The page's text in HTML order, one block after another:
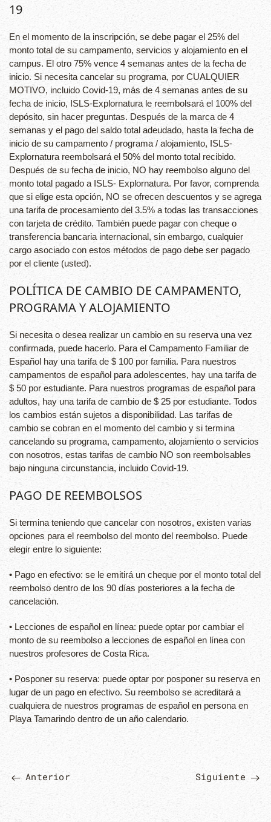
19
En el momento de la inscripción, se debe pagar el 25% del
monto total de su campamento, servicios y alojamiento en el
campus. El otro 75% vence 4 semanas antes de la fecha de
inicio. Si necesita cancelar su programa, por CUALQUIER
MOTIVO, incluido Covid-19, más de 4 semanas antes de su
fecha de inicio, ISLS-Explornatura le reembolsará el 100% del
depósito, sin hacer preguntas. Después de la marca de 4
semanas y el pago del saldo total adeudado, hasta la fecha de
inicio de su campamento / programa / alojamiento, ISLS-
Explornatura reembolsará el 50% del monto total recibido.
Después de su fecha de inicio, NO hay reembolso alguno del
monto total pagado a ISLS- Explornatura. Por favor, comprenda
que si elige esta opción, NO se ofrecen descuentos y se agrega
una tarifa de procesamiento del 3.5% a todas las transacciones
con tarjeta de crédito. También puede pagar con cheque o
transferencia bancaria internacional, sin embargo, cualquier
cargo asociado con estos métodos de pago debe ser pagado
por el cliente (usted).
POLÍTICA DE CAMBIO DE CAMPAMENTO,
PROGRAMA Y ALOJAMIENTO
Si necesita o desea realizar un cambio en su reserva una vez
confirmada, puede hacerlo. Para el Campamento Familiar de
Español hay una tarifa de $ 100 por familia. Para nuestros
campamentos de español para adolescentes, hay una tarifa de
$ 50 por estudiante. Para nuestros programas de español para
adultos, hay una tarifa de cambio de $ 25 por estudiante. Todos
los cambios están sujetos a disponibilidad. Las tarifas de
cambio se cobran en el momento del cambio y si termina
cancelando su programa, campamento, alojamiento o servicios
con nosotros, estas tarifas de cambio NO son reembolsables
bajo ninguna circunstancia, incluido Covid-19.
PAGO DE REEMBOLSOS
Si termina teniendo que cancelar con nosotros, existen varias
opciones para el reembolso del monto del reembolso. Puede
elegir entre lo siguiente:
• Pago en efectivo: se le emitirá un cheque por el monto total del
reembolso dentro de los 90 días posteriores a la fecha de
cancelación.
• Lecciones de español en línea: puede optar por cambiar el
monto de su reembolso a lecciones de español en línea con
nuestros profesores de Costa Rica.
• Posponer su reserva: puede optar por posponer su reserva en
lugar de un pago en efectivo. Su reembolso se acreditará a
cualquiera de nuestros programas de español en persona en
Playa Tamarindo dentro de un año calendario.
Anterior Siguiente